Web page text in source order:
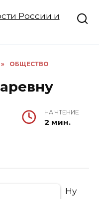
» ОБЩЕСТВО
НА ЧТЕНИЕ
2 мин.
Ну